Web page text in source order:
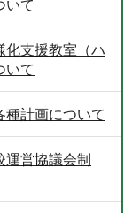
いて
化支援教室（ハ
いて
計画について
運営協議会制